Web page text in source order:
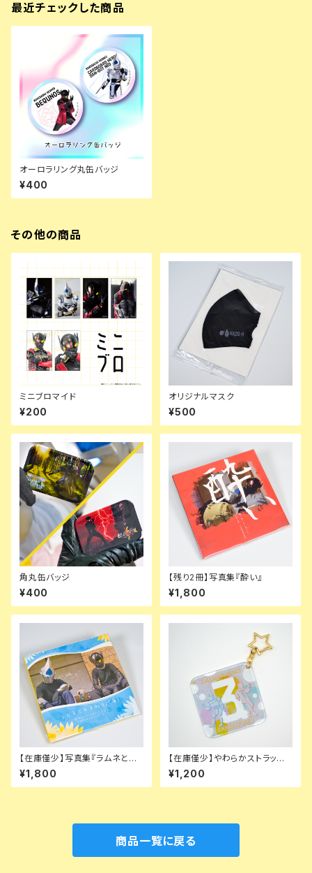
最近チェックした商品
オーロラリング丸缶バッジ
¥400
その他の商品
ミニブロマイド
¥200
オリジナルマスク
¥500
角丸缶バッジ
¥400
【残り2冊】写真集『酔い』
¥1,800
【在庫僅少】写真集『ラムネとひ
まわり、(海)』
¥1,800
【在庫僅少】やわらかストラップ
（3周年限定デザイン）
¥1,200
商品一覧に戻る